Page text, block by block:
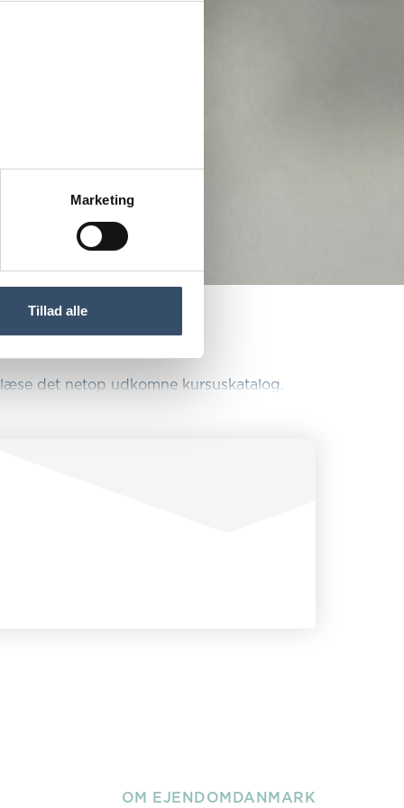
Marketing
Tillad alle
det netop udkomne kursuskatalog.
OM EJENDOMDANMARK